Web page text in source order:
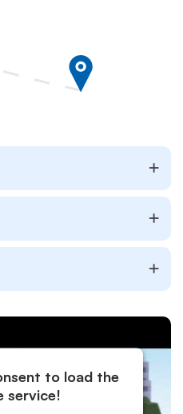
to load the
service!